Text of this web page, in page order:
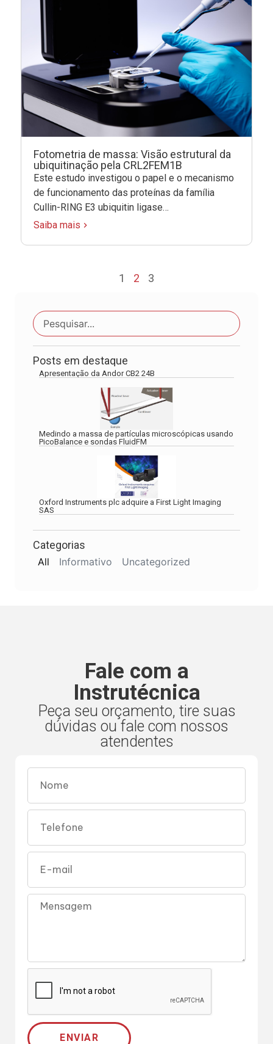
Fotometria de massa: Visão estrutural da
ubiquitinação pela CRL2FEM1B
Este estudo investigou o papel e o mecanismo
de funcionamento das proteínas da família
Cullin-RING E3 ubiquitin ligase…
Saiba mais
1 2 3
Posts em destaque
Apresentação da Andor CB2 24B
Medindo a massa de partículas microscópicas usando
PicoBalance e sondas FluidFM
Oxford Instruments plc adquire a First Light Imaging
SAS
Categorias
Informativo Uncategorized
All
Fale com a
Instrutécnica
Peça seu orçamento, tire suas
dúvidas ou fale com nossos
atendentes
ENVIAR